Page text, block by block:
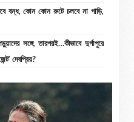
বন্ধ, কোন কোন রুটে চলবে না গাড়ি,
সঙ্গে, তারপরই…কীভাবে দুর্গাপুরে
দেবপ্রিয়?